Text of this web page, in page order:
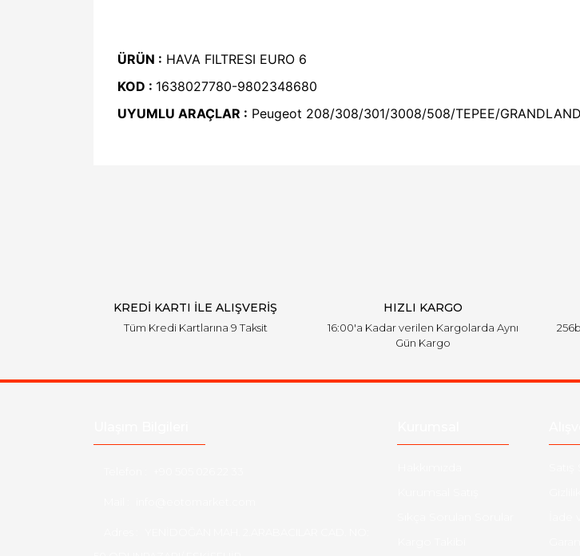
ÜRÜN : HAVA FILTRESI EURO 6
KOD : 1638027780-9802348680
UYUMLU ARAÇLAR : Peugeot 208/308/301/3008/508/TEPEE/
KREDİ KARTI İLE ALIŞVERİŞ
Tüm Kredi Kartlarına 9 Taksit
HIZLI KARGO
16:00'a Kadar verilen Kargolarda Aynı
Gün Kargo